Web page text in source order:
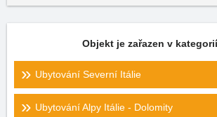
Objekt je zařazen v
Ubytování Severní Itálie
Ubytování Alpy Itálie - Dolomity